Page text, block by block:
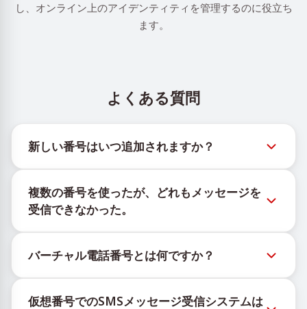
し、オンライン上のアイデンティティを管理するのに役立ち
ます。
よくある質問
新しい番号はいつ追加されますか？
@TigerSMSofficial_bot で確認できます。このチャン
ネルは最新の番号在庫にアクセスできるよう、タイム
リーな更新を提供します。
複数の番号を使ったが、どれもメッセージを
受信できなかった。
ことはできません。サービスのアルゴリズムにより、
一時的な番号へのメッセージ配信がさまざまな理由で
バーチャル電話番号とは何ですか？
で、物理的なSIMカードやデバイスに紐づかず、固定
仮想番号でのSMSメッセージ受信システムは